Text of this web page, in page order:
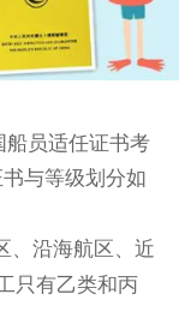
船员适任证书考
与等级划分如
、沿海航区、近
只有乙类和丙